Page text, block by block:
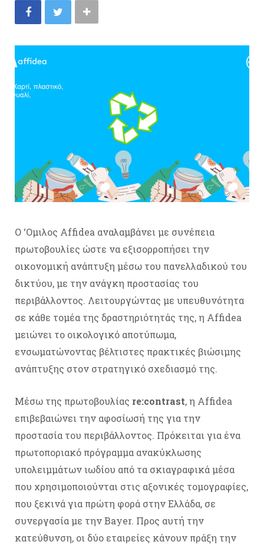
O ‘Ομιλος Affidea αναλαμβάνει με συνέπεια
πρωτοβουλίες ώστε να εξισορροπήσει την
οικονομική ανάπτυξη μέσω του πανελλαδικού του
δικτύου, με την ανάγκη προστασίας του
περιβάλλοντος. Λειτουργώντας με υπευθυνότητα
σε κάθε τομέα της δραστηριότητάς της, η Affidea
μειώνει το οικολογικό αποτύπωμα,
ενσωματώνοντας βέλτιστες πρακτικές βιώσιμης
ανάπτυξης στον στρατηγικό σχεδιασμό της.
Μέσω της πρωτοβουλίας re:contrast, η Affidea
επιβεβαιώνει την αφοσίωσή της για την
προστασία του περιβάλλοντος. Πρόκειται για ένα
πρωτοποριακό πρόγραμμα ανακύκλωσης
υπολειμμάτων ιωδίου από τα σκιαγραφικά μέσα
που χρησιμοποιούνται στις αξονικές τομογραφίες,
που ξεκινά για πρώτη φορά στην Ελλάδα, σε
συνεργασία με την Bayer. Προς αυτή την
κατεύθυνση, οι δύο εταιρείες κάνουν πράξη την